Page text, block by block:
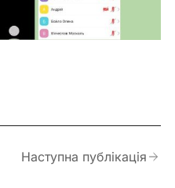
Наступна публікація